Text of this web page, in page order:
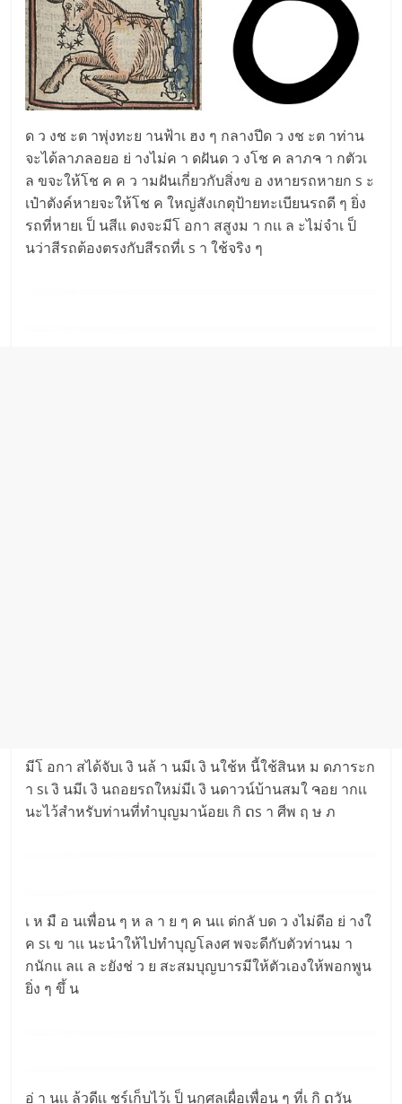
ด ว งช ะต าพุ่งทะย านฟ้าเ ฮง ๆ กลางปีด ว งช ะต าท่าน
จะได้ลาภลอยอ ย่ างไม่ค า ดฝันด ว งโช ค ลาภຈ า กตัวเ
ล ขจะให้โช ค ค ว ามฝันเกี่ยวกับสิ่งข อ งหายรถหายก s ะ
เป๋าตังค์หายจะให้โช ค ใหญ่สังเกตุป้ายทะเบียนรถดี ๆ ยิ่ง
รถที่หายเ ป็ นสีเเ ดงจะมีโ อกา สสูงม า กเเ ล ะไม่จำเ ป็
นว่าสีรถต้องตรงกับสีรถที่เ s า ใช้จริง ๆ
มีโ อกา สได้จับเ งิ นล้ า นมีเ งิ นใช้ห นี้ใช้สินห ม ดภาระก
า sเ งิ นมีเ งิ นถอยรถใหม่มีเ งิ นดาวน์บ้านสมใ ຈอย ากเเ
นะไว้สำหรับท่านที่ทำบุญมาน้อยเ กิ ດs า ศีพ ฤ ษ ภ
เ ห มื อ นเพื่อน ๆ ห ล า ย ๆ ค นเเ ต่กลั บด ว งไม่ดีอ ย่ างใ
ค sเ ข าเเ นะนำให้ไปทำบุญโลงศ พจะดีกับตัวท่านม า
กนักเเ ลเเ ล ะยังช่ ว ย สะสมบุญบารมีให้ตัวเองให้พอกพูน
ยิ่ง ๆ ขึ้ น
อ่ า นเเ ล้วดีเเ ชร์เก็บไว้เ ป็ นกุศลเผื่อเพื่อน ๆ ที่เ กิ ດวัน